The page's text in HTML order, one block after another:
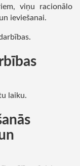
viņu racionālo
ieviešanai.
laiku.